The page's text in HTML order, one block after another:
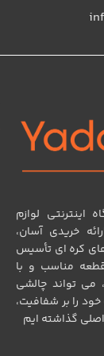
لوازم
خریدی آسان،
کره‌ ای تأسیس
مناسب و با
می‌ تواند چالشی
را بر شفافیت،
گذاشته‌ ایم